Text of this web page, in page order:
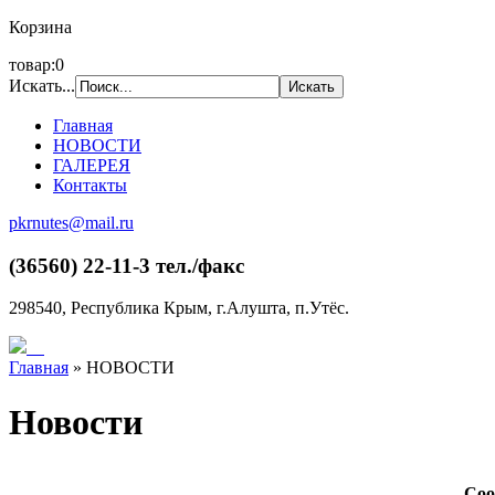
Корзина
товар:0
Искать...
Главная
НОВОСТИ
ГАЛЕРЕЯ
Контакты
pkrnutes@mail.ru
(36560) 22-11-3 тел./факс
298540, Республика Крым, г.Алушта, п.Утёс.
Главная » НОВОСТИ
Новости